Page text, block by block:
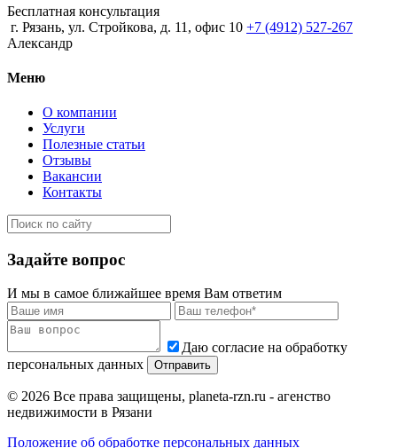
Бесплатная консультация
г. Рязань, ул. Стройкова, д. 11, офис 10 +7 (4912) 527-267
Александр
Меню
О компании
Услуги
Полезные статьи
Отзывы
Вакансии
Контакты
Задайте вопрос
И мы в самое ближайшее время Вам ответим
Даю согласие на обработку
персональных данных
© 2026 Все права защищены, planeta-rzn.ru - агенство
недвижимости в Рязани
Положение об обработке персональных данных